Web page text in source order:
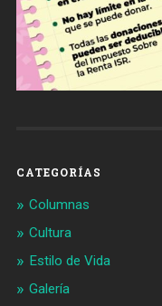
CATEGORÍAS
Columnas
Cultura
Estilo de Vida
Galería